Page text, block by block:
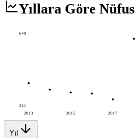
Yıllara Göre Nüfus
2013 2015 2017
648
311
Yıl